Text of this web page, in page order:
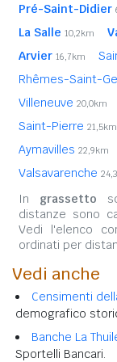
Pré-Saint-Didier
La Salle 10,2km
Arvier 16,7km
Rhêmes-Saint-
Villeneuve 20,0km
Saint-Pierre 21,5km
Aymavilles 22,9km
Valsavarenche
In grassetto
distanze sono
Vedi l'elenco
ordinati per
Vedi anche
Censimenti
demografico
Banche La
Sportelli Bancari.